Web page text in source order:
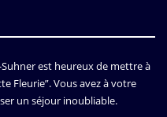
est heureux de mettre à
Fleurie . Vous avez à votre
un séjour inoubliable.